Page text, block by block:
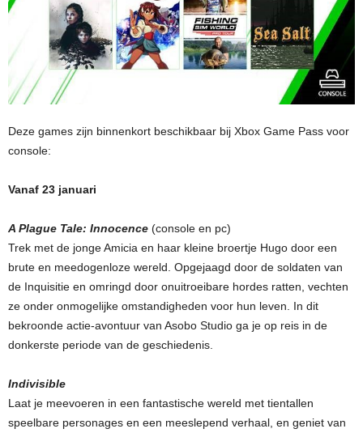
Deze games zijn binnenkort beschikbaar bij Xbox Game Pass voor
console:
Vanaf 23 januari
A Plague Tale: Innocence (console en pc)
Trek met de jonge Amicia en haar kleine broertje Hugo door een
brute en meedogenloze wereld. Opgejaagd door de soldaten van
de Inquisitie en omringd door onuitroeibare hordes ratten, vechten
ze onder onmogelijke omstandigheden voor hun leven. In dit
bekroonde actie-avontuur van Asobo Studio ga je op reis in de
donkerste periode van de geschiedenis.
Indivisible
Laat je meevoeren in een fantastische wereld met tientallen
speelbare personages en een meeslepend verhaal, en geniet van